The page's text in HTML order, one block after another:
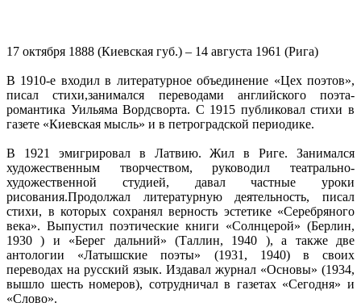
17 октября 1888 (Киевская губ.) – 14 августа 1961 (Рига)
В 1910-е входил в литературное объединение «Цех поэтов»,
писал стихи,занимался переводами английского поэта-
романтика Уильяма Вордсворта. С 1915 публиковал стихи в
газете «Киевская мысль» и в петроградской периодике.
В 1921 эмигрировал в Латвию. Жил в Риге. Занимался
художественным творчеством, руководил театрально-
художественной студией, давал частные уроки
рисования.Продолжал литературную деятельность, писал
стихи, в которых сохранял верность эстетике «Серебряного
века». Выпустил поэтические книги «Солнцерой» (Берлин,
1930 ) и «Берег дальний» (Таллин, 1940 ), а также две
антологии «Латышские поэты» (1931, 1940) в своих
переводах на русский язык. Издавал журнал «Основы» (1934,
вышло шесть номеров), сотрудничал в газетах «Сегодня» и
«Слово».